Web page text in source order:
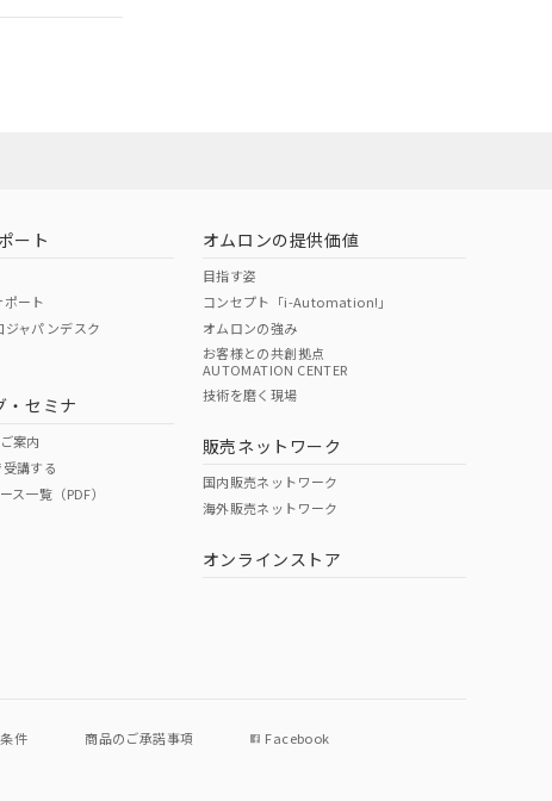
O O
ート
ート
ジャパンデスク
・セミナ
案内
講する
ス一覧（PDF）
オムロンの提供価値
目指す姿
コンセプト「i-Automation!」
オムロンの強み
お客様との共創拠点
AUTOMATION CENTER
技術を磨く現場
販売ネットワーク
国内販売ネットワーク
海外販売ネットワーク
オンラインストア
件 商品のご承諾事項 Facebook